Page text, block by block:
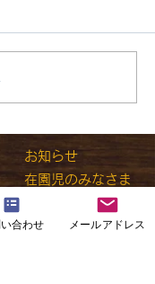
​お知らせ
在園児のみなさま
​お問い合わせ
合わせ メールアドレス